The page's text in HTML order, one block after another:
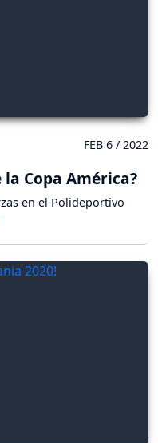
FEB 6 / 2022
Copa América?
en el Polideportivo